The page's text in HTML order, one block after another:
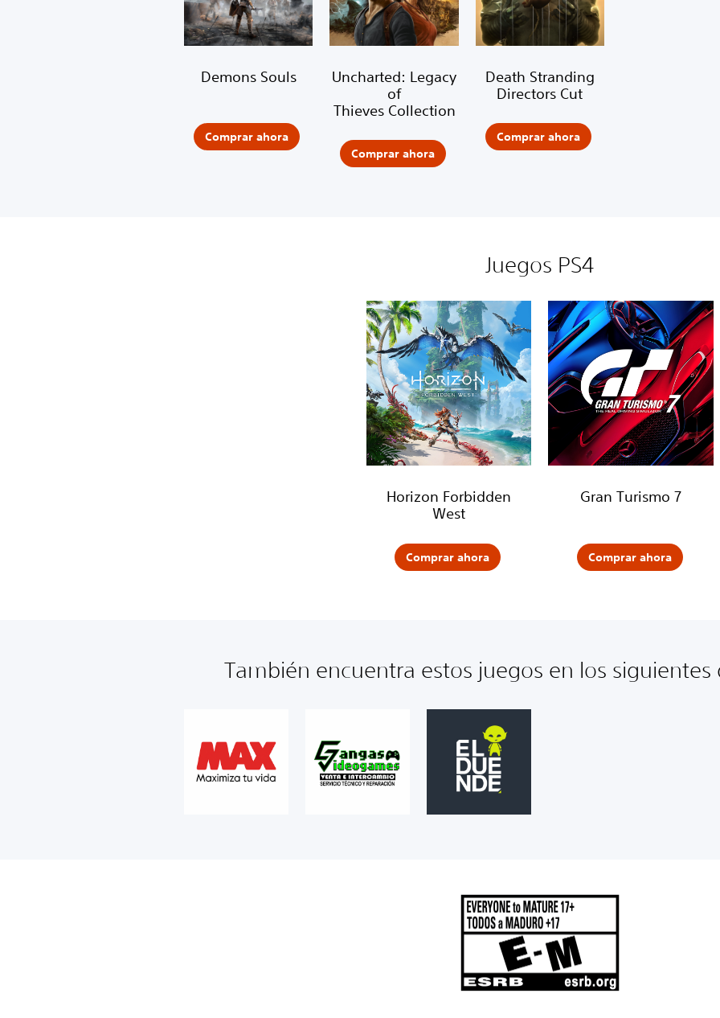
Demons Souls
Comprar ahora
Uncharted: Legacy
of
Thieves Collection
Comprar ahora
Death Stranding
Directors Cut
Comprar ahora
Juegos PS4
Horizon Forbidden
West
Comprar ahora
Gran Turismo 7
Comprar ahora
También encuentra estos juegos en los siguientes